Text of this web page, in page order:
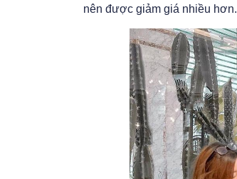
nên được giảm giá nhiều hơn.